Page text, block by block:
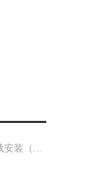
今头条！腾讯手游助手电脑版下载安装（腾讯手游助手电脑版）